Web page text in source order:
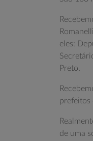
eles:
Preto.
prefeitos
de uma